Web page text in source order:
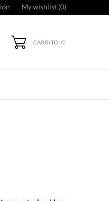
My wishlist (0)
CARRITO: 0